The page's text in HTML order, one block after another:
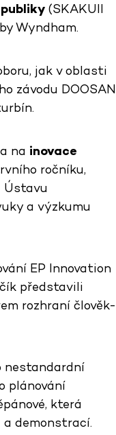
(SKAKUII
Wyndham.
jak v oblasti
závodu DOOSAN
na inovace
ročníku,
Ústavu
a výzkumu
EP Innovation
představili
rozhraní člověk-
nestandardní
plánování
která
demonstrací.